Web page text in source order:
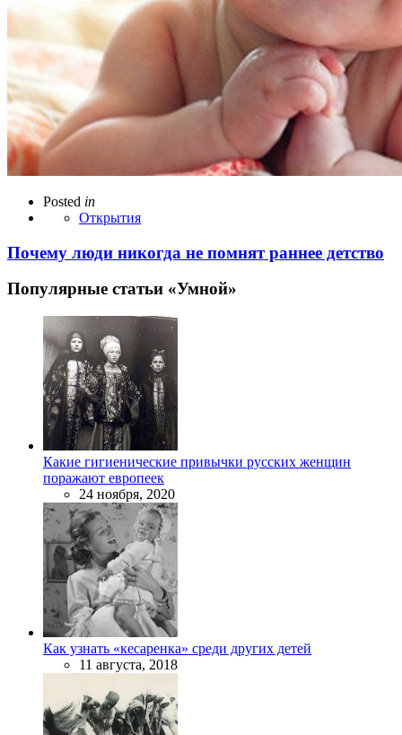
Posted in
Открытия
Почему люди никогда не помнят раннее детство
Популярные статьи «Умной»
Какие гигиенические привычки русских женщин
поражают европеек
24 ноября, 2020
Как узнать «кесаренка» среди других детей
11 августа, 2018